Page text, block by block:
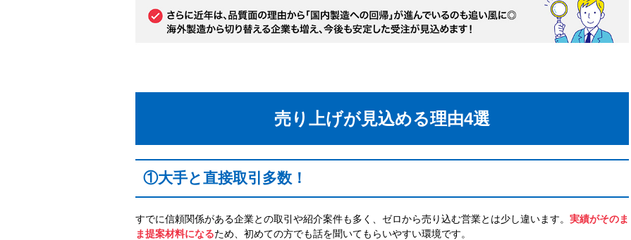
売り上げが見込める理由4選
①大手と直接取引多数！
すでに信頼関係がある企業との取引や紹介案件も多く、ゼロから売り込む営業とは少し違います。 実績がそのま
ま提案材料になるため、初めての方でも話を聞いてもらいやすい環境です。